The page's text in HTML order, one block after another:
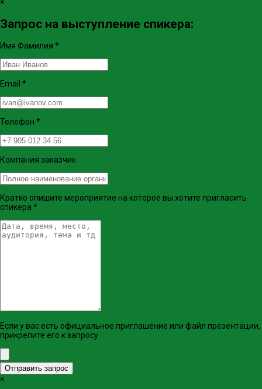
Запрос на выступление спикера:
Имя Фамилия *
Email *
Телефон *
Компания заказчик
Кратко опишите мероприятие на которое вы хотите пригласить
спикера *
Если у вас есть официальное приглашение или файл презентации,
прикрепите его к запросу
Отправить запрос
×